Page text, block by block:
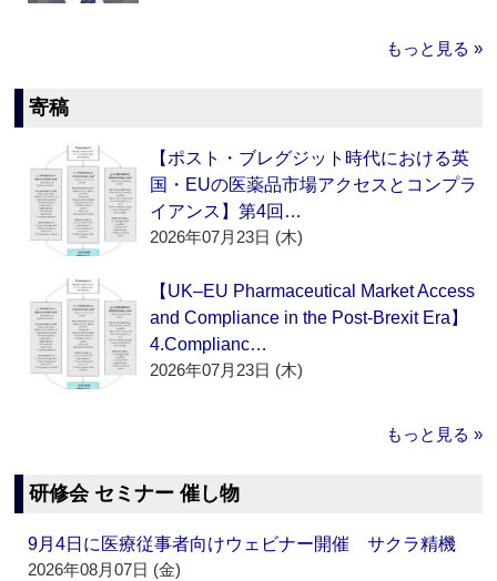
もっと見る »
寄稿
【ポスト・ブレグジット時代における英
国・EUの医薬品市場アクセスとコンプラ
イアンス】第4回…
2026年07月23日 (木)
【UK–EU Pharmaceutical Market Access
and Compliance in the Post-Brexit Era】
4.Complianc…
2026年07月23日 (木)
もっと見る »
研修会 セミナー 催し物
9月4日に医療従事者向けウェビナー開催 サクラ精機
2026年08月07日 (金)